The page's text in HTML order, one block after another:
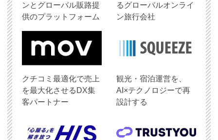
ンとグローバル販路提
供のプラットフォーム
るグローバルオンライ
ン旅行会社
クチコミ最適化で売上
を最大化させるDX集
客パートナー
観光・宿泊運営を、
AI×テクノロジーで再
設計する